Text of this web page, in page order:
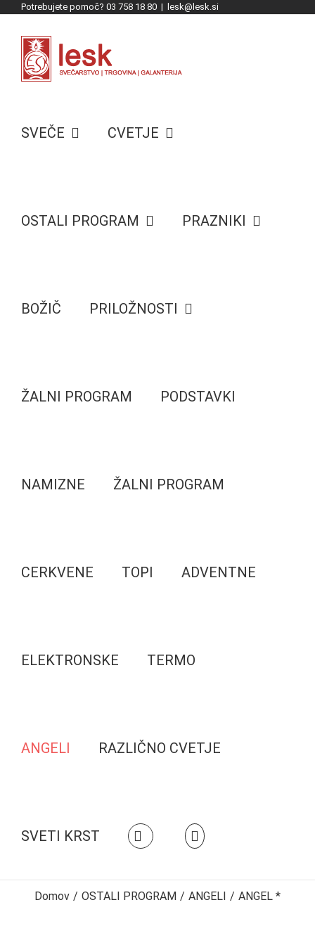
content
Potrebujete pomoč? 03 758 18 80 | lesk@lesk.si
SVEČE CVETJE
OSTALI PROGRAM PRAZNIKI
BOŽIČ PRILOŽNOSTI
ŽALNI PROGRAM PODSTAVKI
NAMIZNE ŽALNI PROGRAM
CERKVENE TOPI ADVENTNE
ELEKTRONSKE TERMO
ANGELI RAZLIČNO CVETJE
SVETI KRST
Domov / OSTALI PROGRAM / ANGELI / ANGEL *